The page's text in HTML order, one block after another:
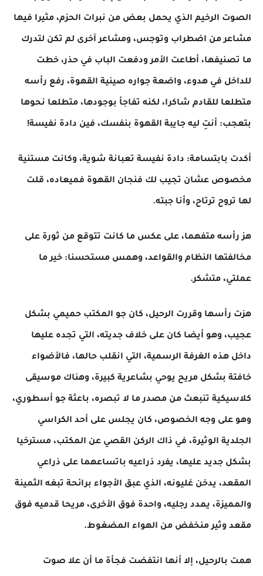
الصوت الرخيم الذي يحمل بعض من نبرات الحزم، مثيرا فيها
مشاعر من اضطراب وتوجس، ومشاعر آخرى لم تكن لتدرك
ما تصنيفها، أطاعت الأمر ودفعت الباب في حذر، خطت
للداخل في هدوء، واضعة جواره صينية القهوة، رفع رأسه
متطلعا للقادم شاكرا، لكنه تفاجأ بوجودها، متطلعا نحوها
بتعجب: أنتِ ليه جايبة القهوة بنفسك، فين دادة نفيسة!
أكدت بابتسامة: دادة نفيسة تعبانة شوية، وكانت مستنية
مخصوص عشان تجيب لك فنجان القهوة فميعاده، قلت
لها تروح ترتاح، وأنا جبته.
هز رأسه متفهما، على عكس ما كانت تتوقع من ثورة على
مخالفتها النظام والقواعد، وهمس مستحسنا: خير ما
عملتي، متشكر.
هزت رأسها وقررت الرحيل، كان جو المكتب حميمي بشكل
عجيب، وهو أيضا كان على خلاف جديته، التي تجده عليها
داخل هذه الغرفة الرسمية، التي انقلب حالها، فالأضواء
خافتة بشكل مريح يوحي بشاعرية كبيرة، وهناك موسيقى
كلاسيكية تنبعث من مصدر ما لا تبصره، باعثة جو أسطوري،
وهو على وجه الخصوص، كان يجلس على أحد الكراسي
الجلدية الوثيرة، في ذاك الركن القصي عن المكتب، مسترخيا
بشكل جديد عليها، يفرد ذراعيه باتساعهما على ذراعي
المقعد، يدخن غليونه، الذي عبق الأجواء برائحة تبغه الثمينة
والمميزة، يمدد رجليه، واحدة فوق الأخرى، مريحا قدميه فوق
مقعد وثير منخفض من الهواء المضغوط.
همت بالرحيل، إلا أنها انتفضت فجأة ما أن علا صوت